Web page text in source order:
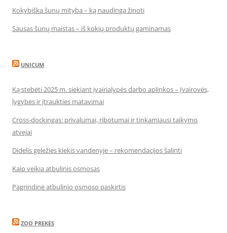
Kokybiška šunų mityba – ką naudinga žinoti
Sausas šunų maistas – iš kokių produktų gaminamas
UNICUM
Ką stebėti 2025 m. siekiant įvairialypės darbo aplinkos – Įvairovės,
lygybės ir įtraukties matavimai
Cross-dockingas: privalumai, ribotumai ir tinkamiausi taikymo
atvejai
Didelis geležies kiekis vandenyje – rekomendacijos šalinti
Kaip veikia atbulinis osmosas
Pagrindinė atbulinio osmoso paskirtis
ZOO PREKES